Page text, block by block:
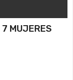
MUJERES